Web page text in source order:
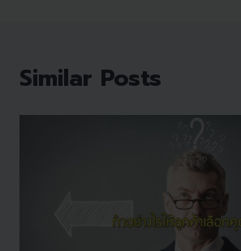
Similar Posts